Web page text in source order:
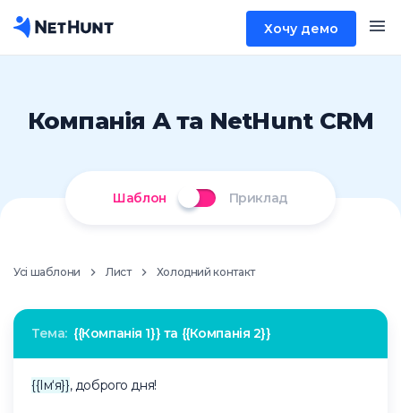
Хочу демо
Компанія А та NetHunt CRM
Шаблон Приклад
Усі шаблони Лист Холодний контакт
Тема: {{Компанія 1}} та {{Компанія 2}}
{{Ім‘я}}, доброго дня!